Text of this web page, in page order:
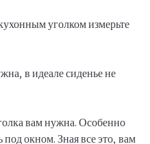
уголком измерьте
в идеале сиденье не
вам нужна. Особенно
под окном. Зная все это, вам